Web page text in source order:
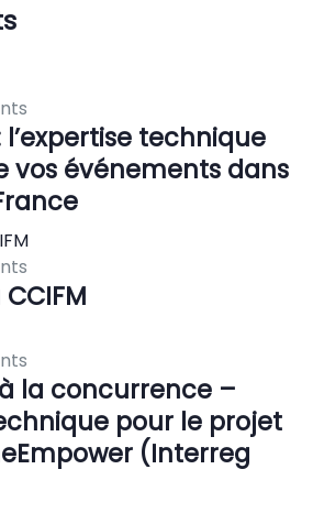
l’expertise technique
vos événements dans
la concurrence –
pour le projet
(Interreg